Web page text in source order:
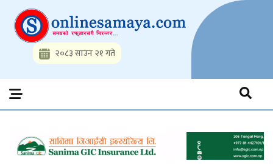
content
Onlinesamaya.com
Nepal News Portal, Business, Hot News, Interview, Opinions,
Politics, Science, Technology, Social, Media, Sports, Youth, Model
Watch, Movies
२०८३ साउन २१ गते